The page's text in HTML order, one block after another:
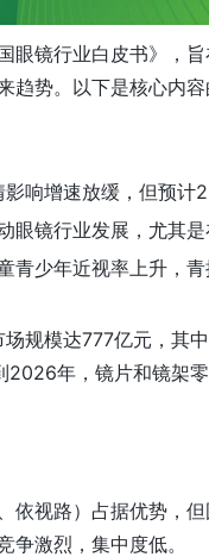
眼镜行业白皮书》，
趋势。以下是核心内
响增速放缓，但预计
眼镜行业发展，尤其
青少年近视率上升，
规模达777亿元，其
年，镜片和镜架
依视路）占据优势，
争激烈，集中度低。